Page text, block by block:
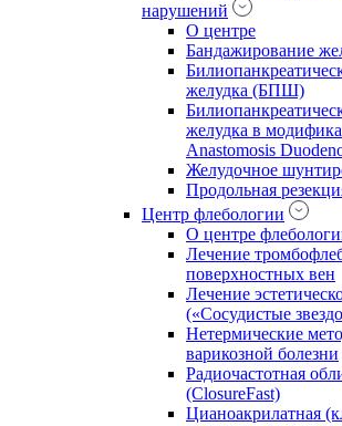
нарушений
О центре
Бандажирование
желудка (БПШ)
желудка в
Anastomosis
Желудочное
Продольная
Центр флебологии
О центре
Лечение
поверхностных вен
Лечение
(«Сосудистые
Нетермические
варикозной болезни
Радиочастотная
(ClosureFast)
Цианоакрилатная